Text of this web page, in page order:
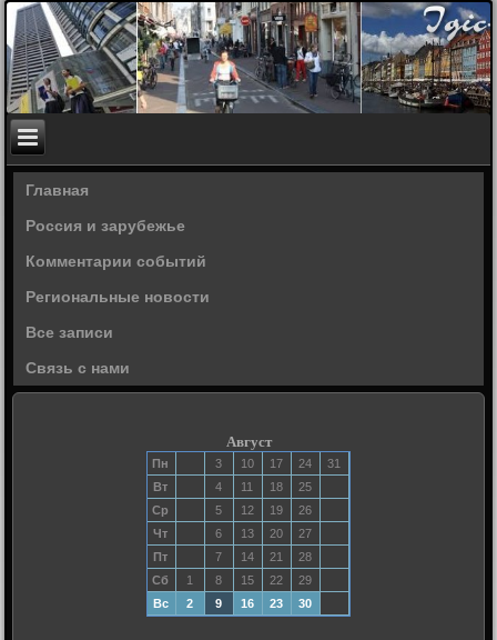
Главная
Россия и зарубежье
Комментарии событий
Региональные новости
Все записи
Связь с нами
Август
Пн 3 10 17 24
31
Вт
4 11 18
25
Ср
5 12 19
26
Чт
6 13 20
27
Пт
7 14 21
28
Сб
1 8 15 22
29
Вс
2 9 16 23 30